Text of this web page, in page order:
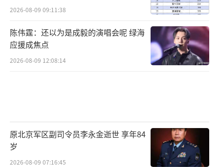
2026-08-09 09:11:38
陈伟霆：还以为是成毅的演唱会呢 绿海
应援成焦点
2026-08-09 12:08:14
原北京军区副司令员李永金逝世 享年84
岁
2026-08-09 07:16:45